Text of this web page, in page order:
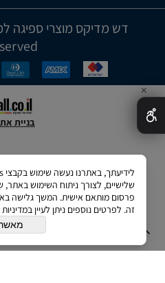
בניית
✕
שלישיים, לצורך ניתוח השימוש באתר,
פרסום מותאם אישית. המשך גלישה
זה. לפרטים נוספים ניתן לעיין